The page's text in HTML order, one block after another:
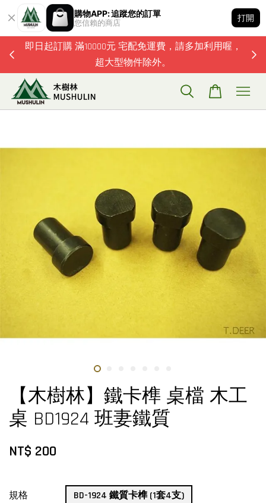
購物APP: 追蹤您的訂單
您信賴的商店
打開
即日起訂購 滿10000元 宅配免運費，請多加利用喔，
超大型物件除外。
【木樹林】鐵卡榫 桌檔 木工
桌 BD1924 班妻鐵質
NT$ 200
規格 BD-1924 鐵質卡榫 (1套4支)